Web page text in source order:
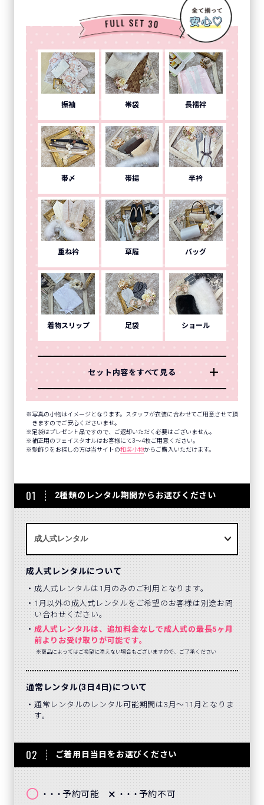
振袖 帯袋 長襦袢
帯〆 帯揚 半衿
重ね衿 草履 バッグ
着物スリップ 足袋 ショール
セット内容をすべて見る
写真の小物はイメージとなります。スタッフが衣装に合わせてご用意させて頂
きますのでご安心くださいませ。
足袋はプレゼント品ですので、ご返却いただく必要はございません。
補正用のフェイスタオルはお客様にて3～4枚ご用意ください。
髪飾りをお探しの方は当サイトの和装小物からご購入いただけます。
01 2種類のレンタル期間からお選びください
成人式レンタルについて
成人式レンタルは1月のみのご利用となります。
1月以外の成人式レンタルをご希望のお客様は別途お問
い合わせください。
成人式レンタルは、追加料金なしで成人式の最長5ヶ月
前よりお受け取りが可能です。
※商品によってはご希望に添えない場合もございますので、ご了承ください
通常レンタル(3日4日)について
通常レンタルのレンタル可能期間は3月～11月となりま
す。
02 ご着用日当日をお選びください
〇 ・・・ 予約可能 × ・・・ 予約不可